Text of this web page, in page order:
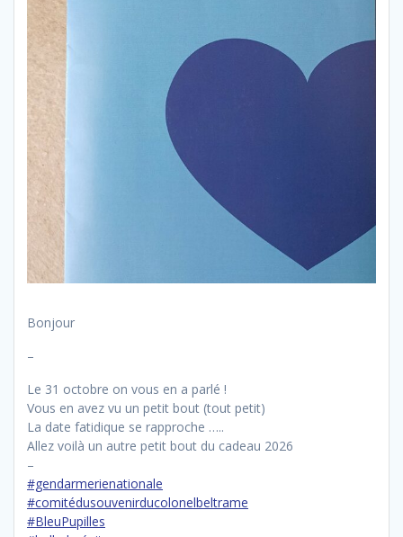
Bonjour
–
Le 31 octobre on vous en a parlé !
Vous en avez vu un petit bout (tout petit)
La date fatidique se rapproche …..
Allez voilà un autre petit bout du cadeau 2026
–
#gendarmerienationale
#comitédusouvenirducolonelbeltrame
#BleuPupilles